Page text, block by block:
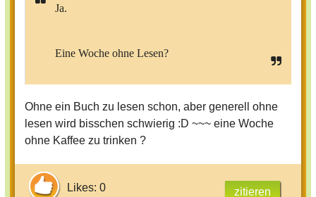
Ja.
Eine Woche ohne Lesen?
Ohne ein Buch zu lesen schon, aber generell ohne
lesen wird bisschen schwierig :D ~~~ eine Woche
ohne Kaffee zu trinken ?
Likes: 0 zitieren